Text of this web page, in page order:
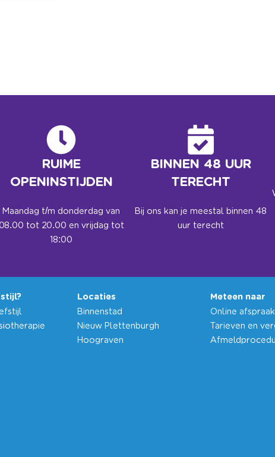
RUIME
OPENINSTIJDEN
Maandag t/m donderdag van
tot 20.00 en vrijdag tot
18:00
BINNEN 48 UUR
TERECHT
Bij ons kan je meestal binnen 48
uur terecht
Locaties
Binnenstad
Nieuw Plettenburgh
Hoograven
Meteen naar
Online
Tarieven en